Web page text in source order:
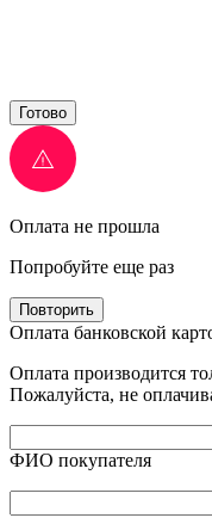
Готово
Оплата не прошла
Попробуйте еще раз
Повторить
Оплата банковской
Оплата производится
Пожалуйста, не
ФИО покупателя